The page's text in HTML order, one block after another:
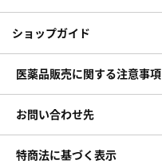
ショップガイド
医薬品販売に関する注意事項
お問い合わせ先
特商法に基づく表示